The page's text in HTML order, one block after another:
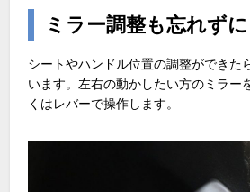
ミラー調整も忘れずに
シートやハンドル位置の調整ができた
います。左右の動かしたい方のミラー
くはレバーで操作します。